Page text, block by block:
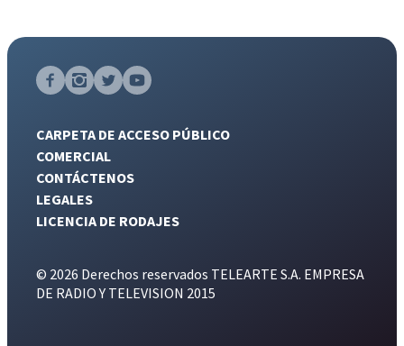
CARPETA DE ACCESO PÚBLICO
COMERCIAL
CONTÁCTENOS
LEGALES
LICENCIA DE RODAJES
© 2026 Derechos reservados TELEARTE S.A. EMPRESA
DE RADIO Y TELEVISION 2015